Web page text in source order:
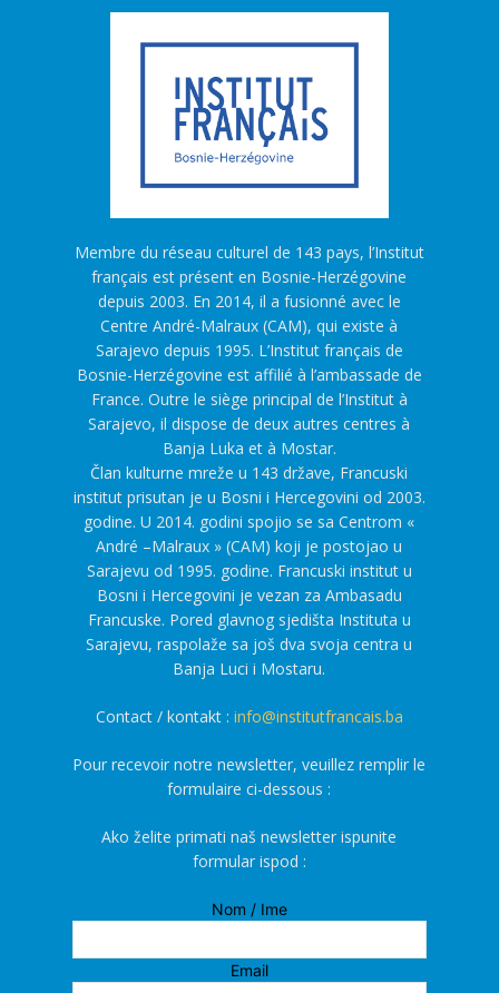
Membre du réseau culturel de 143 pays, l’Institut
français est présent en Bosnie-Herzégovine
depuis 2003. En 2014, il a fusionné avec le
Centre André-Malraux (CAM), qui existe à
Sarajevo depuis 1995. L’Institut français de
Bosnie-Herzégovine est affilié à l’ambassade de
France. Outre le siège principal de l’Institut à
Sarajevo, il dispose de deux autres centres à
Banja Luka et à Mostar.
Član kulturne mreže u 143 države, Francuski
institut prisutan je u Bosni i Hercegovini od 2003.
godine. U 2014. godini spojio se sa Centrom «
André –Malraux » (CAM) koji je postojao u
Sarajevu od 1995. godine. Francuski institut u
Bosni i Hercegovini je vezan za Ambasadu
Francuske. Pored glavnog sjedišta Instituta u
Sarajevu, raspolaže sa još dva svoja centra u
Banja Luci i Mostaru.
Contact / kontakt : info@institutfrancais.ba
Pour recevoir notre newsletter, veuillez remplir le
formulaire ci-dessous :
Ako želite primati naš newsletter ispunite
formular ispod :
Nom / Ime
Email